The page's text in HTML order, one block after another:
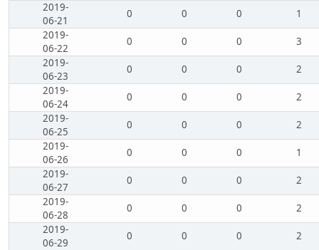
2019-
06-21
0 0 0
1
2019-
06-22
0 0 0
3
2019-
06-23
0 0 0
2
2019-
06-24
0 0 0
2
2019-
06-25
0 0 0
2
2019-
06-26
0 0 0
1
2019-
06-27
0 0 0
2
2019-
06-28
0 0 0
2
2019-
06-29
0 0 0
2